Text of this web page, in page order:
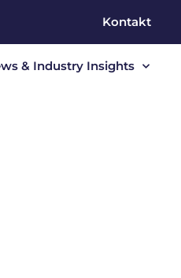
Kontakt
& Industry Insights